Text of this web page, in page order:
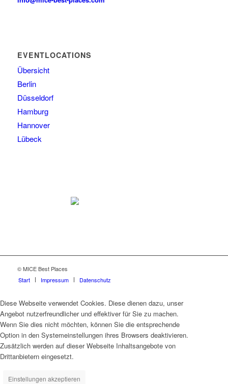
EVENTLOCATIONS
Übersicht
Berlin
Düsseldorf
Hamburg
Hannover
Lübeck
© MICE Best Places
Start
Impressum Datenschutz
Diese Webseite verwendet Cookies. Diese dienen dazu, unser
Angebot nutzerfreundlicher und effektiver für Sie zu machen.
Wenn Sie dies nicht möchten, können Sie die entsprechende
Option in den Systemeinstellungen ihres Browsers deaktivieren.
Zusätzlich werden auf dieser Webseite Inhaltsangebote von
Drittanbietern eingesetzt.
Einstellungen akzeptieren